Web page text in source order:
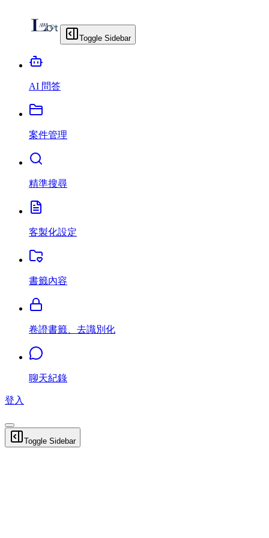
Toggle Sidebar
AI 問答
案件管理
精準搜尋
客製化設定
書籤內容
卷證書籤、去識別化
聊天紀錄
登入
Toggle Sidebar